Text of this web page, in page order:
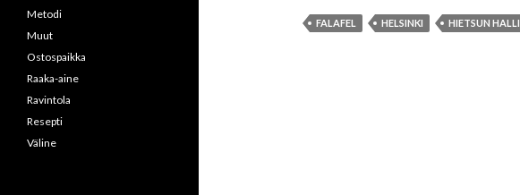
FALAFEL HELSINKI HIETSUN HALLI
Metodi
Muut
Ostospaikka
Raaka-aine
Ravintola
Resepti
Väline